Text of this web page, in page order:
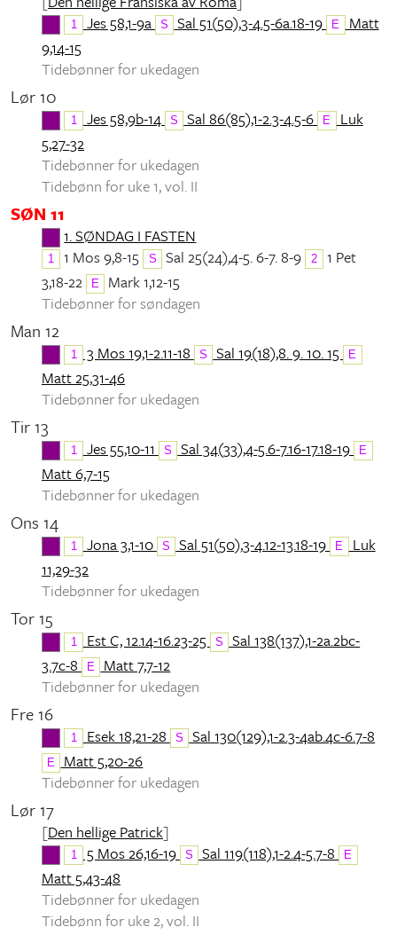
1 Jes 58,1-9a S Sal 51(50),3-4.5-6a.18-19 E
Matt
9,14-15
Tidebønner for ukedagen
Lør 10
1 Jes 58,9b-14 S Sal 86(85),1-2.3-4.5-6 E
Luk
5,27-32
Tidebønner for ukedagen
Tidebønn for uke 1, vol. II
SØN 11
1. SØNDAG I FASTEN
1 1 Mos 9,8-15 S Sal 25(24),4-5. 6-7. 8-9 2
1 Pet
3,18-22
E
Mark 1,12-15
Tidebønner for søndagen
Man 12
1 3 Mos 19,1-2.11-18 S Sal 19(18),8. 9. 10. 15 E
Matt 25,31-46
Tidebønner for ukedagen
Tir 13
1 Jes 55,10-11 S Sal 34(33),4-5.6-7.16-17.18-19 E
Matt 6,7-15
Tidebønner for ukedagen
Ons 14
1 Jona 3,1-10 S Sal 51(50),3-4.12-13.18-19 E
Luk
11,29-32
Tidebønner for ukedagen
Tor 15
1 Est C, 12.14-16.23-25 S
Sal 138(137),1-2a.2bc-
3.7c-8
E
Matt 7,7-12
Tidebønner for ukedagen
Fre 16
1 Esek 18,21-28 S Sal 130(129),1-2.3-4ab.4c-6.7-8
E
Matt 5,20-26
Tidebønner for ukedagen
Lør 17
[Den hellige Patrick]
1 5 Mos 26,16-19 S Sal 119(118),1-2.4-5.7-8 E
Matt 5,43-48
Tidebønner for ukedagen
Tidebønn for uke 2, vol. II